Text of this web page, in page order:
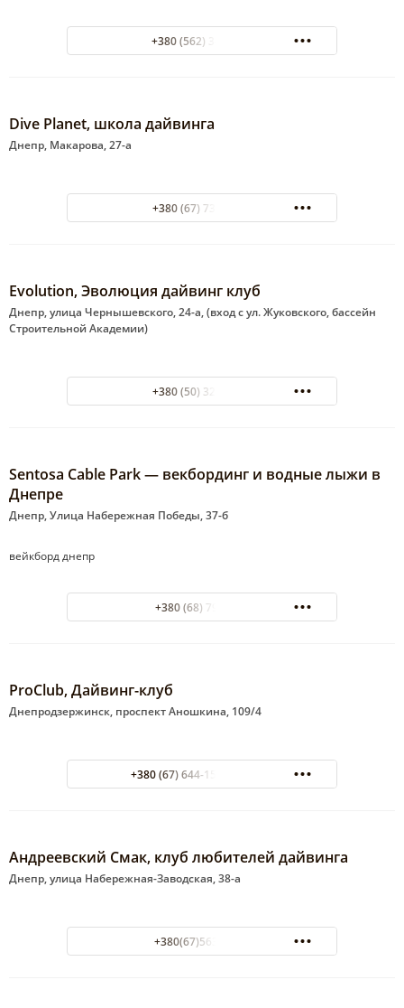
+380 (562) 34-41-44
Dive Planet, школа дайвинга
Днепр, Макарова, 27-а
+380 (67) 733 57 34
Evolution, Эволюция дайвинг клуб
Днепр, улица Чернышевского, 24-а, (вход с ул. Жуковского, бассейн
Строительной Академии)
+380 (50) 320 92 92
Sentosa Cable Park — векбординг и водные лыжи в
Днепре
Днепр, Улица Набережная Победы, 37-б
вейкборд днепр
+380 (68) 7947953
ProClub, Дайвинг-клуб
Днепродзержинск, проспект Аношкина, 109/4
+380 (67) 644-15-15 Сергей
Андреевский Смак, клуб любителей дайвинга
Днепр, улица Набережная-Заводская, 38-а
+380(67)563-93-16